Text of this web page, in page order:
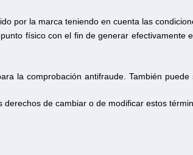
por la marca teniendo en cuenta las
físico con el fin de generar
la comprobación antifraude. También
derechos de cambiar o de modificar estos